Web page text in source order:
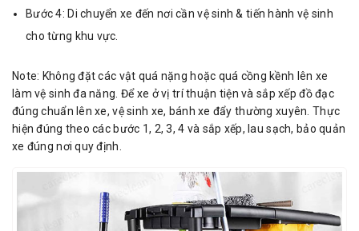
Bước 4: Di chuyển xe đến nơi cần vệ sinh & tiến hành vệ sinh
cho từng khu vực.
Note: Không đặt các vật quá nặng hoặc quá cồng kềnh lên xe
làm vệ sinh đa năng. Để xe ở vị trí thuận tiện và sắp xếp đồ đạc
đúng chuẩn lên xe, vệ sinh xe, bánh xe đẩy thường xuyên. Thực
hiện đúng theo các bước 1, 2, 3, 4 và sắp xếp, lau sạch, bảo quản
xe đúng nơi quy định.